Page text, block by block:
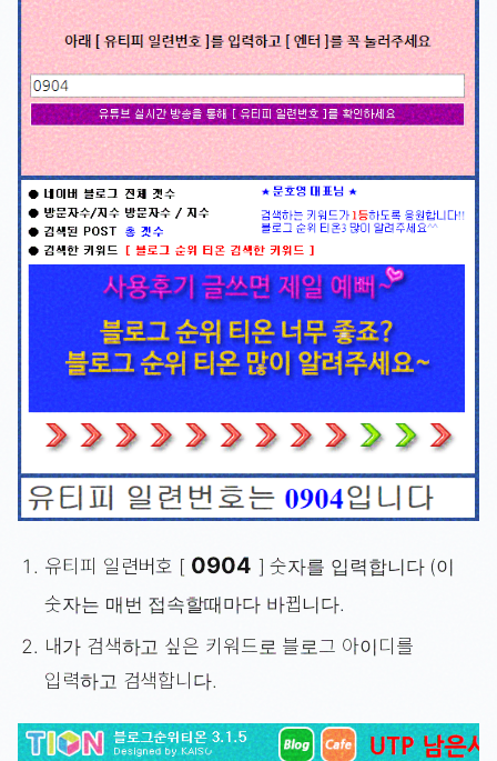
유티피 일련버호 [ 0904 ] 숫자를 입력합니다 (이
숫자는 매번 접속할때마다 바뀝니다.
내가 검색하고 싶은 키워드로 블로그 아이디를
입력하고 검색합니다.